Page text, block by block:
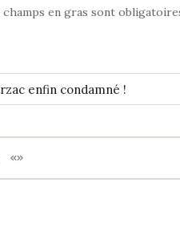
en gras sont